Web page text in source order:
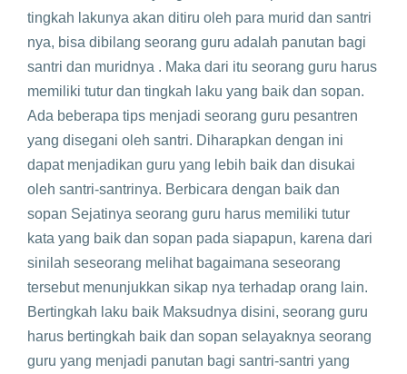
tingkah lakunya akan ditiru oleh para murid dan santri
nya, bisa dibilang seorang guru adalah panutan bagi
santri dan muridnya . Maka dari itu seorang guru harus
memiliki tutur dan tingkah laku yang baik dan sopan.
Ada beberapa tips menjadi seorang guru pesantren
yang disegani oleh santri. Diharapkan dengan ini
dapat menjadikan guru yang lebih baik dan disukai
oleh santri-santrinya. Berbicara dengan baik dan
sopan Sejatinya seorang guru harus memiliki tutur
kata yang baik dan sopan pada siapapun, karena dari
sinilah seseorang melihat bagaimana seseorang
tersebut menunjukkan sikap nya terhadap orang lain.
Bertingkah laku baik Maksudnya disini, seorang guru
harus bertingkah baik dan sopan selayaknya seorang
guru yang menjadi panutan bagi santri-santri yang